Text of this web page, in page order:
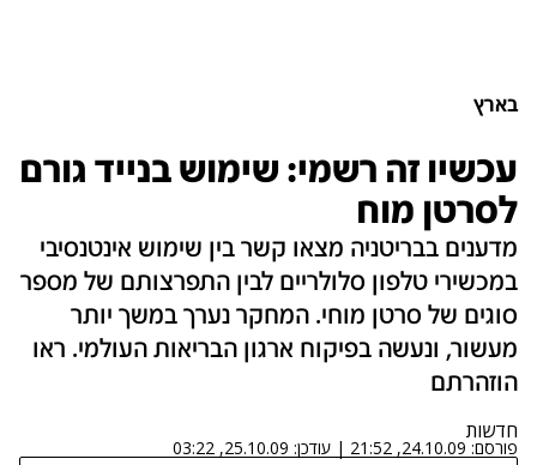
בארץ
עכשיו זה רשמי: שימוש בנייד גורם
לסרטן מוח
מדענים בבריטניה מצאו קשר בין שימוש אינטנסיבי
במכשירי טלפון סלולריים לבין התפרצותם של מספר
סוגים של סרטן מוחי. המחקר נערך במשך יותר
מעשור, ונעשה בפיקוח ארגון הבריאות העולמי. ראו
הוזהרתם
חדשות
פורסם: 24.10.09, 21:52
| עודכן: 25.10.09, 03:22